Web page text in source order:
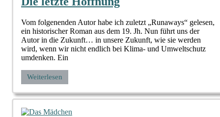
Vom folgenenden Autor habe ich zuletzt „Runaways“ gelesen,
ein historischer Roman aus dem 19. Jh. Nun führt uns der
Autor in die Zukunft… in unsere Zukunft, wie sie werden
wird, wenn wir nicht endlich bei Klima- und Umweltschutz
umdenken. Ein
Weiterlesen